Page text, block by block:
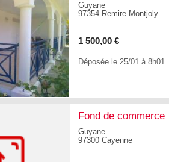
Guyane
97354 Remire-Montjoly...
1 500,00 €
Déposée le 25/01 à 8h01
Fond de commerce
Guyane
97300 Cayenne